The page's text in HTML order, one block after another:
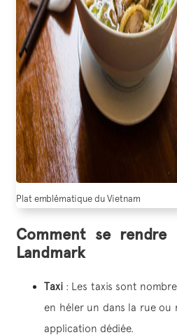
Plat emblématique du Vietnam
Comment se rendre
Landmark
Taxi : Les taxis sont
en héler un dans la rue
application dédiée.